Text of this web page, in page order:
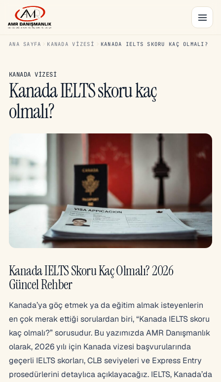
ANA SAYFA KANADA VIZESI KANADA IELTS SKORU KAÇ OLMALI?
KANADA VIZESI
Kanada IELTS skoru kaç
olmalı?
Kanada IELTS Skoru Kaç Olmalı? 2026
Güncel Rehber
Kanada’ya göç etmek ya da eğitim almak isteyenlerin
en çok merak ettiği sorulardan biri, “Kanada IELTS skoru
kaç olmalı?” sorusudur. Bu yazımızda AMR Danışmanlık
olarak, 2026 yılı için Kanada vizesi başvurularında
geçerli IELTS skorları, CLB seviyeleri ve Express Entry
prosedürlerini detaylıca açıklayacağız. IELTS, Kanada’da